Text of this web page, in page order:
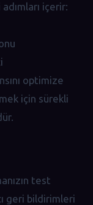
içerir:
optimize
için sürekli
test
geri bildirimleri